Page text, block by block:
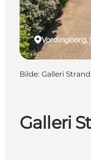
Galleri
Vordingborg,
Bilde: Galleri